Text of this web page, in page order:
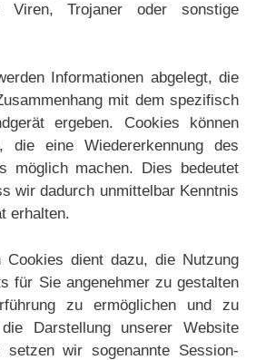
Viren, Trojaner oder sonstige
Informationen abgelegt, die
mit dem spezifisch
ergeben. Cookies können
die eine Wiedererkennung des
möglich machen. Dies bedeutet
wir dadurch unmittelbar Kenntnis
erhalten.
Cookies dient dazu, die Nutzung
für Sie angenehmer zu gestalten
zu ermöglichen und zu
Darstellung unserer Website
setzen wir sogenannte Session-